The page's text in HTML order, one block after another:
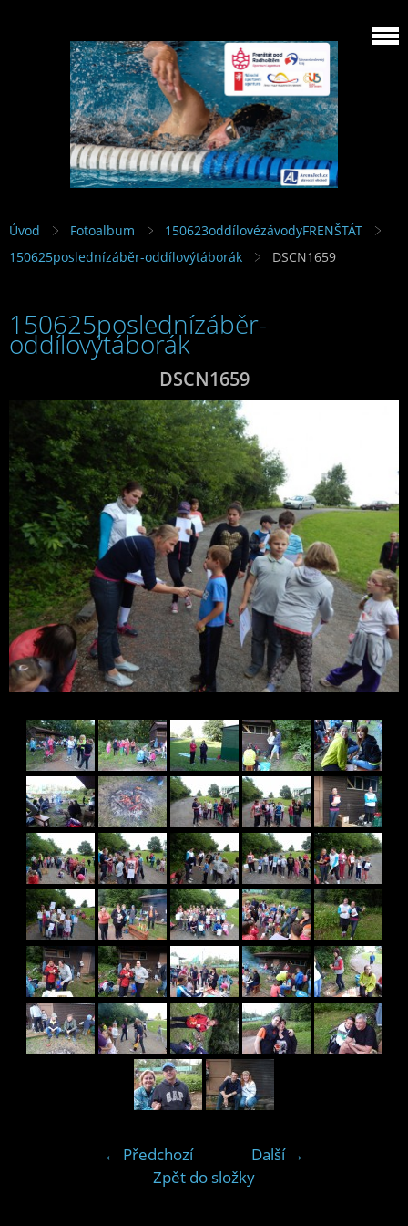
Úvod Fotoalbum
150623oddílovézávodyFRENŠTÁT
150625poslednízáběr-oddílovýtáborák
DSCN1659
150625poslednízáběr-
oddílovýtáborák
DSCN1659
← Předchozí
Další →
Zpět do složky